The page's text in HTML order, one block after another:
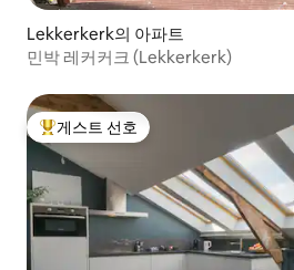
Lekkerkerk의 아파트
민박 레커커크 (Lekkerkerk)
상위 게스트 선호
게스트 선호